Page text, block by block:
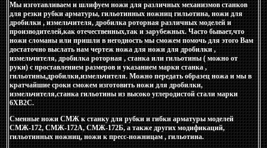
Мы изготавливаем и шлифуем ножи для различных механизмов станков
для резки рубки арматуры, гильотинных ножниц гильотина, ножи для
дробилки , измельчителя, дробилка роторная различных моделей и
производителей,как отечественных,так и зарубежных. Часто бывает,что
ножи сломаны или пришли в негодность мы сможем помочь для этого Вам
достаточно выслать нам чертеж ножа для ножи для дробилки ,
измельчителя, дробилка роторная , станка или гильотины ( можно от
руки) с проставлением размеров и указанием марки станка ,
гильотины,дробилки,измельчителя. Можно передать образец ножа и мы в
кратчайшие сроки сможем изготовить ножи для дробилки,
измельчителя,станка гильотины из высоко углеродистой стали марки
6ХВ2С.
Сменные ножи СМЖ к станку для рубки и гибки арматуры моделей
СМЖ-172, СМЖ-172А, СМЖ-172Б, а также других модификаций,
гильотинных ножниц, ножи к пресс-ножницам , гильотина.